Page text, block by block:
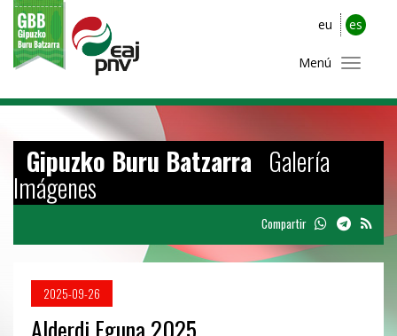
eu es
Menú
Gipuzko Buru Batzarra Galería
Imágenes
Compartir
2025-09-26